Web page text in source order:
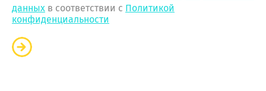
данных в соответствии с Политикой
конфиденциальности